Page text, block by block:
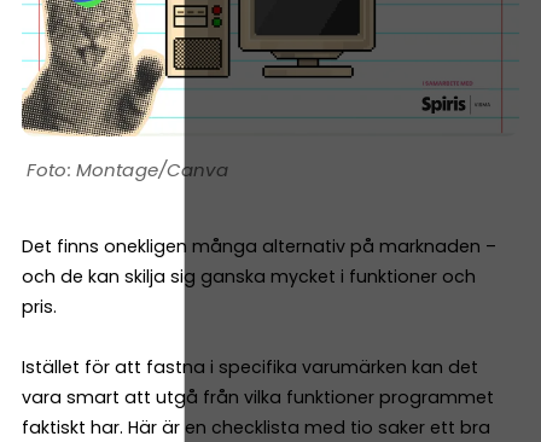
Montage/Canva
Det finns onekligen många alternativ på marknaden –
och de kan skilja sig ganska mycket i funktioner och
pris.
Istället för att fastna i specifika varumärken kan det
vara smart att utgå från vilka funktioner programmet
faktiskt har. Här är en checklista med tio saker ett bra